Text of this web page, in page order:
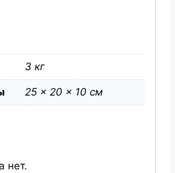
3 кг
25 × 20 × 10 см
нет.